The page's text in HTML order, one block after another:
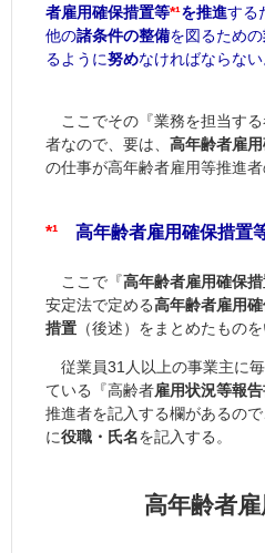
者雇用確保措置等*¹を推進する
他の諸条件の整備を図るための
るように努めなければならない
ここでその『業務を担当す
者なので、要は、 高年齢者雇
の仕事が高年齢者雇用等推進
*¹ 高年齢者雇用確保措置
ここで『高年齢者雇用確保
安定法で定める高年齢者雇用
措置 （後述）をまとめたものを
従業員31人以上の事業主に
ている『高齢者雇用状況等報
推進者を記入する欄があるの
に役職・氏名を記入する。
高年齢者